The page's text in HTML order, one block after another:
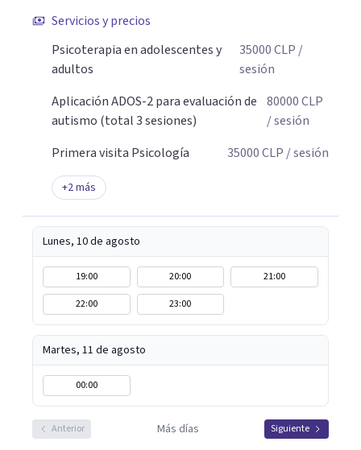
Servicios y precios
Psicoterapia en adolescentes y
adultos
35000 CLP /
sesión
Aplicación ADOS-2 para evaluación de
autismo (total 3 sesiones)
80000CLP
/ sesión
Primera visita Psicología
35000CLP / sesión
+2más
Lunes, 10 de agosto
19:00 20:00
21:00
22:00
23:00
Martes, 11 de agosto
00:00
Anterior Más días Siguiente